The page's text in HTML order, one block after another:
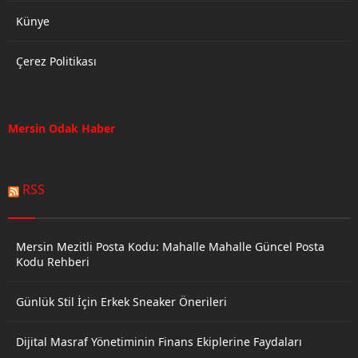
Künye
Çerez Politikası
Mersin Odak Haber
RSS
Mersin Mezitli Posta Kodu: Mahalle Mahalle Güncel Posta
Kodu Rehberi
Günlük Stil İçin Erkek Sneaker Önerileri
Dijital Masraf Yönetiminin Finans Ekiplerine Faydaları